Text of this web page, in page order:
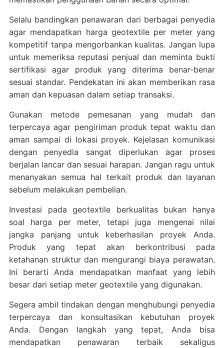
Selalu bandingkan penawaran dari berbagai penyedia
agar mendapatkan harga geotextile per meter yang
kompetitif tanpa mengorbankan kualitas. Jangan lupa
untuk memeriksa reputasi penjual dan meminta bukti
sertifikasi agar produk yang diterima benar-benar
sesuai standar. Pendekatan ini akan memberikan rasa
aman dan kepuasan dalam setiap transaksi.
Gunakan metode pemesanan yang mudah dan
terpercaya agar pengiriman produk tepat waktu dan
aman sampai di lokasi proyek. Kejelasan komunikasi
dengan penyedia sangat diperlukan agar proses
berjalan lancar dan sesuai harapan. Jangan ragu untuk
menanyakan semua hal terkait produk dan layanan
sebelum melakukan pembelian.
Investasi pada geotextile berkualitas bukan hanya
soal harga per meter, tetapi juga mengenai nilai
jangka panjang untuk keberhasilan proyek Anda.
Produk yang tepat akan berkontribusi pada
ketahanan struktur dan mengurangi biaya perawatan.
Ini berarti Anda mendapatkan manfaat yang lebih
besar dari setiap meter geotextile yang digunakan.
Segera ambil tindakan dengan menghubungi penyedia
terpercaya dan konsultasikan kebutuhan proyek
Anda. Dengan langkah yang tepat, Anda bisa
mendapatkan penawaran terbaik sekaligus